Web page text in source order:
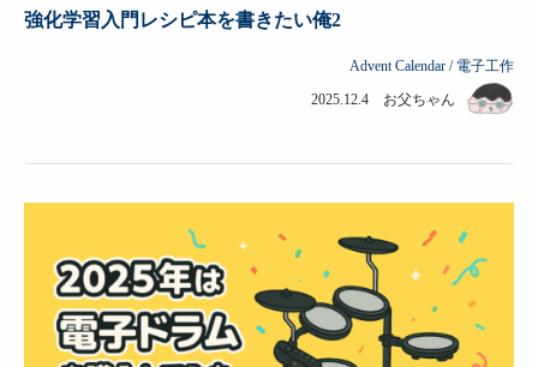
強化学習入門レシピ本を書きたい俺2
Advent Calendar / 電子工作
2025.12.4 お父ちゃん